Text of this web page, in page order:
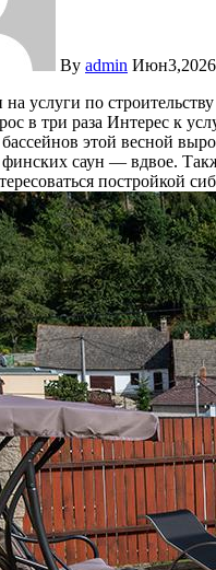
By admin Июн3,2026
в три раза Интерес к
бассейнов этой весной
финских саун — вдвое.
постройкой